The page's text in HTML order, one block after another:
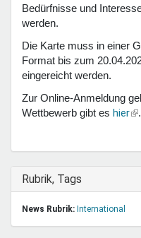
Bedürfnisse und
werden.
Die Karte muss in einer
Format bis zum
eingereicht werden.
Zur Online-Anmeldung
Wettbewerb gibt es hier .
Ausblenden
Rubrik, Tags
News Rubrik: International